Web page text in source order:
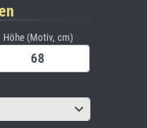
Höhe (Motiv, cm)